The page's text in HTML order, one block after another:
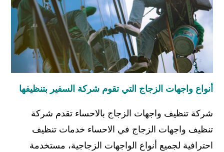
أنواع واجهات الزجاج التي تقوم شركة السفير بتنظيفها
شركة تنظيف واجهات الزجاج بالاحساء تقدم شركة
تنظيف واجهات الزجاج في الاحساء خدمات تنظيف
احترافية لجميع أنواع الواجهات الزجاجية، مستخدمة